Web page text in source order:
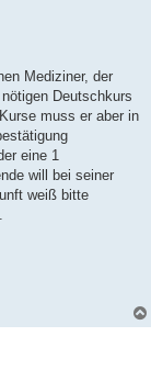
Mediziner, der
Deutschkurs
muss er aber in
eine 1
will bei seiner
weiß bitte
.